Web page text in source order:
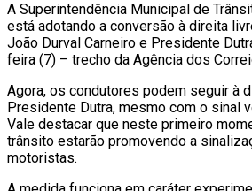
A Superintendência Municipal de
está adotando a conversão à direita
João Durval Carneiro e Presidente
feira (7) – trecho da Agência dos
Agora, os condutores podem seguir à
Presidente Dutra, mesmo com o sinal
Vale destacar que neste primeiro
trânsito estarão promovendo a
motoristas.